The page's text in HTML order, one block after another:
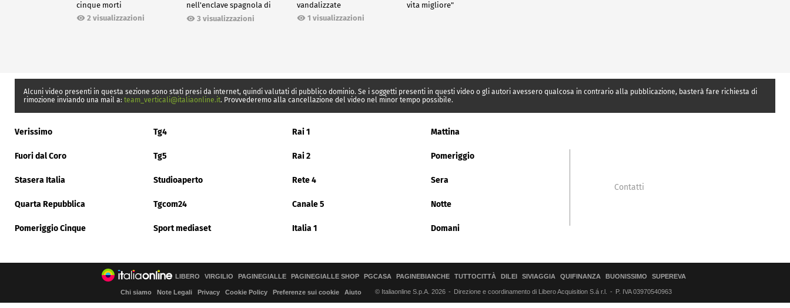
cinque morti
2 visualizzazioni
nell'enclave spagnola di
Ceuta3 visualizzazioni
vandalizzate
1 visualizzazioni
vita migliore"
Alcuni video presenti in questa sezione sono stati presi da internet, quindi valutati di pubblico dominio. Se i soggetti presenti in questi video o gli autori avessero qualcosa in contrario alla pubblicazione, basterà fare richiesta di
rimozione inviando una mail a: team_verticali@italiaonline.it. Provvederemo alla cancellazione del video nel minor tempo possibile.
Verissimo Tg4 Rai 1 Mattina
Fuori dal Coro Tg5 Rai 2 Pomeriggio
Stasera Italia Studioaperto Rete 4 Sera
Quarta Repubblica Tgcom24 Canale 5 Notte
Pomeriggio Cinque Sport mediaset Italia 1 Domani
Contatti
LIBERO VIRGILIO PAGINEGIALLE PAGINEGIALLE SHOP PGCASA PAGINEBIANCHE TUTTOCITTÀ DILEI SIVIAGGIA QUIFINANZA BUONISSIMO SUPEREVA
Chi siamo Note Legali Privacy Cookie Policy Preferenze sui cookie Aiuto © Italiaonline S.p.A. 2026 Direzione e coordinamento di Libero Acquisition S.á r.l. P. IVA 03970540963